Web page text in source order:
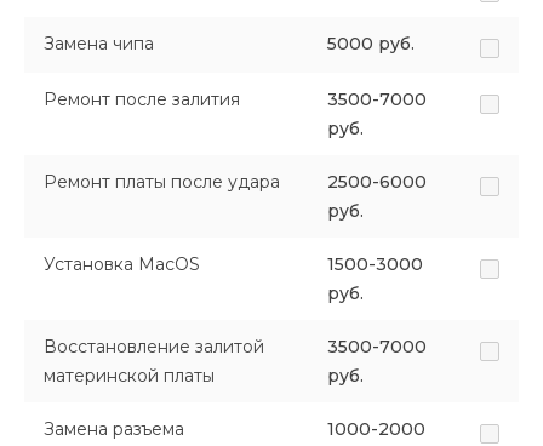
Замена чипа 5000 руб.
Ремонт после залития
3500-7000
руб.
Ремонт платы после удара
2500-6000
руб.
Установка MacOS
1500-3000
руб.
Восстановление залитой
материнской платы
3500-7000
руб.
Замена разъема
1000-2000